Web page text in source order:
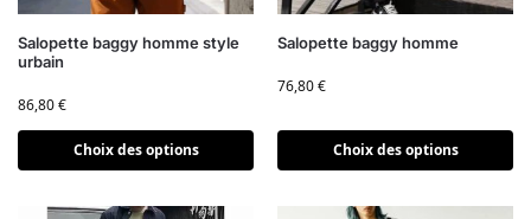
Salopette baggy homme style
urbain
86,80€
Choix des options
Salopette baggy homme
76,80€
Choix des options